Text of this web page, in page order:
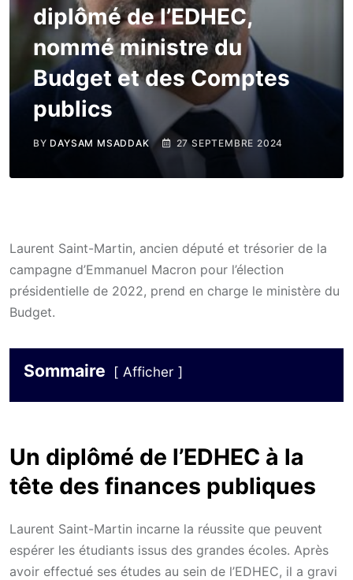
diplômé de l’EDHEC,
nommé ministre du
Budget et des Comptes
publics
BY DAYSAM MSADDAK 27 SEPTEMBRE 2024
Laurent Saint-Martin, ancien député et trésorier de la
campagne d’Emmanuel Macron pour l’élection
présidentielle de 2022, prend en charge le ministère du
Budget.
Sommaire Afficher
Un diplômé de l’EDHEC à la
tête des finances publiques
Laurent Saint-Martin incarne la réussite que peuvent
espérer les étudiants issus des grandes écoles. Après
avoir effectué ses études au sein de l’EDHEC, il a gravi